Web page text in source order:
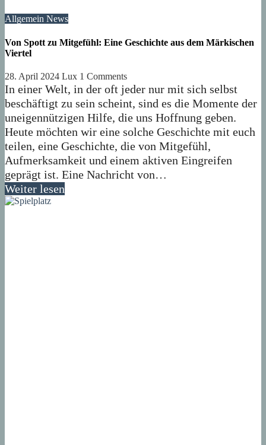
Allgemein News
Von Spott zu Mitgefühl: Eine Geschichte aus dem Märkischen
Viertel
28. April 2024 Lux 1 Comments
In einer Welt, in der oft jeder nur mit sich selbst
beschäftigt zu sein scheint, sind es die Momente der
uneigennützigen Hilfe, die uns Hoffnung geben.
Heute möchten wir eine solche Geschichte mit euch
teilen, eine Geschichte, die von Mitgefühl,
Aufmerksamkeit und einem aktiven Eingreifen
geprägt ist. Eine Nachricht von…
Weiter lesen